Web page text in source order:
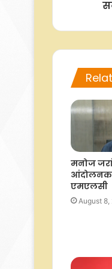
मनोज
एमएलसी
August 8,